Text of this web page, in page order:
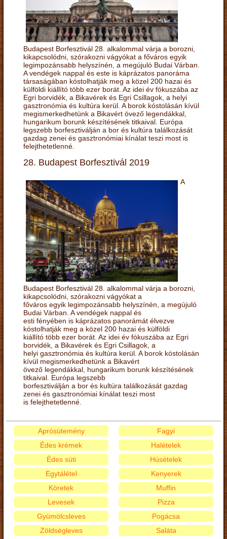
Budapest Borfesztivál 28. alkalommal várja a borozni,
kikapcsolódni, szórakozni vágyókat a főváros egyik
legimpozánsabb helyszínén, a megújuló Budai Várban.
A vendégek nappal és este is káprázatos panoráma
társaságában kóstolhatják meg a közel 200 hazai és
külföldi kiállító több ezer borát. Az idei év fókuszába az
Egri borvidék, a Bikavérek és Egri Csillagok, a helyi
gasztronómia és kultúra kerül. A borok kóstolásán kívül
megismerkedhetünk a Bikavért övező legendákkal,
hungarikum borunk készítésének titkaival. Európa
legszebb borfesztiválján a bor és kultúra találkozását
gazdag zenei és gasztronómiai kínálat teszi most is
felejthetetlenné.
28. Budapest Borfesztivál 2019
A
Budapest Borfesztivál 28. alkalommal várja a borozni,
kikapcsolódni, szórakozni vágyókat a
főváros egyik legimpozánsabb helyszínén, a megújuló
Budai Várban. A vendégek nappal és
esti fényében is káprázatos panorámát élvezve
kóstolhatják meg a közel 200 hazai és külföldi
kiállító több ezer borát. Az idei év fókuszába az Egri
borvidék, a Bikavérek és Egri Csillagok, a
helyi gasztronómia és kultúra kerül. A borok kóstolásán
kívül megismerkedhetünk a Bikavért
övező legendákkal, hungarikum borunk készítésének
titkaival. Európa legszebb
borfesztiválján a bor és kultúra találkozását gazdag
zenei és gasztronómiai kínálat teszi most
is felejthetetlenné.
Aprósütemény
Édes krémek
Édes süti
Egytálétel
Fagyi
Halételek
Húsételek
Kenyerek
Köretek
Levesek
Gyümölcsleves
Zöldségleves
Muffin
Pizza
Pogácsa
Saláta